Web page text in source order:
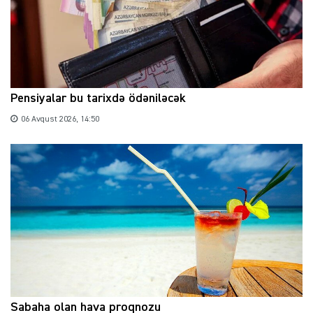
Pensiyalar bu tarixdə ödəniləcək
06 Avqust 2026, 14:50
Sabaha olan hava proqnozu